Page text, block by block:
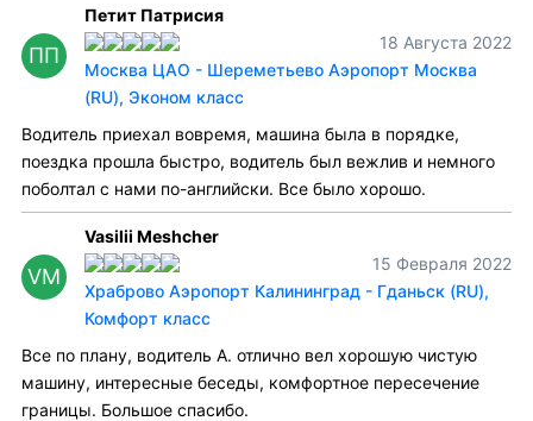
ПП
Петит Патрисия
18 Августа 2022
Москва ЦАО - Шереметьево Аэропорт Москва
(RU), Эконом класс
Водитель приехал вовремя, машина была в порядке,
поездка прошла быстро, водитель был вежлив и немного
поболтал с нами по-английски. Все было хорошо.
VM
Vasilii Meshcher
15 Февраля 2022
Храброво Аэропорт Калининград - Гданьск (RU),
Комфорт класс
Все по плану, водитель А. отлично вел хорошую чистую
машину, интересные беседы, комфортное пересечение
границы. Большое спасибо.